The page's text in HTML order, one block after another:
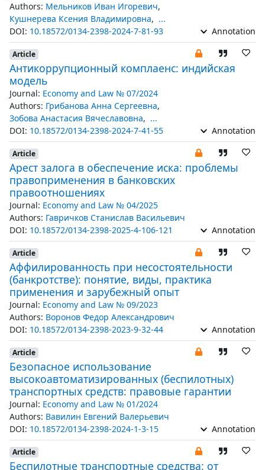
Authors: Мельников Иван Игоревич,
Кушнерева Ксения Владимировна, ...
DOI: 10.18572/0134-2398-2024-7-81-93 Annotation
Article
Антикоррупционный комплаенс: индийская
модель
Journal: Economy and Law № 07/2024
Authors: Грибанова Анна Сергеевна,
Зобова Анастасия Вячеславовна, ...
DOI: 10.18572/0134-2398-2024-7-41-55 Annotation
Article
Арест залога в обеспечение иска: проблемы
правоприменения в банковских
правоотношениях
Journal: Economy and Law № 04/2025
Authors: Гавричков Станислав Васильевич
DOI: 10.18572/0134-2398-2025-4-106-121 Annotation
Article
Аффилированность при несостоятельности
(банкротстве): понятие, виды, практика
применения и зарубежный опыт
Journal: Economy and Law № 09/2023
Authors: Воронов Федор Александрович
DOI: 10.18572/0134-2398-2023-9-32-44 Annotation
Article
Безопасное использование
высокоавтоматизированных (беспилотных)
транспортных средств: правовые гарантии
Journal: Economy and Law № 01/2024
Authors: Вавилин Евгений Валерьевич
DOI: 10.18572/0134-2398-2024-1-3-15 Annotation
Article
Беспилотные транспортные средства: от